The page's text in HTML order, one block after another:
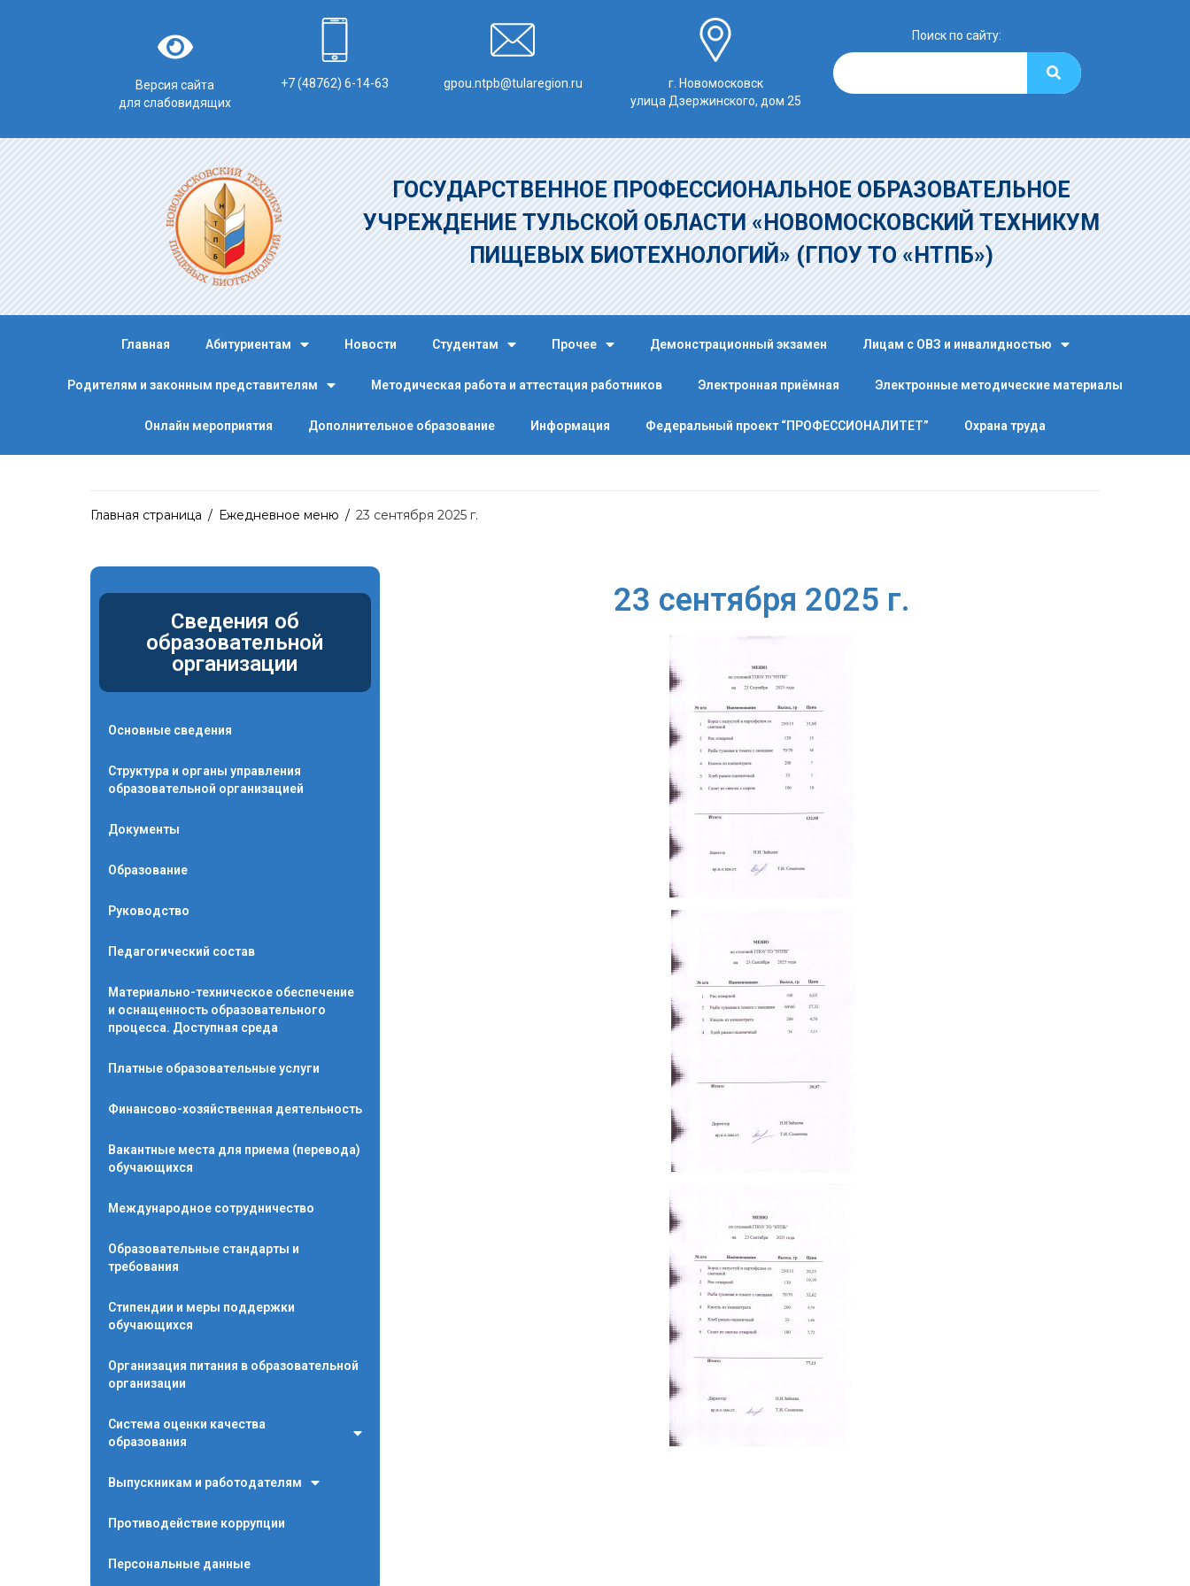
Версия сайта
для слабовидящих
+7 (48762) 6-14-63 gpou.ntpb@tularegion.ru
г. Новомосковск
улица Дзержинского, дом 25
Поиск по сайту:
ГОСУДАРСТВЕННОЕ ПРОФЕССИОНАЛЬНОЕ ОБРАЗОВАТЕЛЬНОЕ
УЧРЕЖДЕНИЕ ТУЛЬСКОЙ ОБЛАСТИ «НОВОМОСКОВСКИЙ ТЕХНИКУМ
ПИЩЕВЫХ БИОТЕХНОЛОГИЙ» (ГПОУ ТО «НТПБ»)
Главная Абитуриентам Новости Студентам Прочее Демонстрационный экзамен Лицам с ОВЗ и инвалидностью
Родителям и законным представителям Методическая работа и аттестация работников Электронная приёмная Электронные методические материалы
Онлайн мероприятия Дополнительное образование Информация Федеральный проект “ПРОФЕССИОНАЛИТЕТ” Охрана труда
Главная страница / Ежедневное меню / 23 сентября 2025 г.
Сведения об
образовательной
организации
Основные сведения
Структура и органы управления
образовательной организацией
Документы
Образование
Руководство
Педагогический состав
Материально-техническое обеспечение
и оснащенность образовательного
процесса. Доступная среда
Платные образовательные услуги
Финансово-хозяйственная деятельность
Вакантные места для приема (перевода)
обучающихся
Международное сотрудничество
Образовательные стандарты и
требования
Стипендии и меры поддержки
обучающихся
Организация питания в образовательной
организации
Система оценки качества
образования
Выпускникам и работодателям
Противодействие коррупции
Персональные данные
23 сентября 2025 г.